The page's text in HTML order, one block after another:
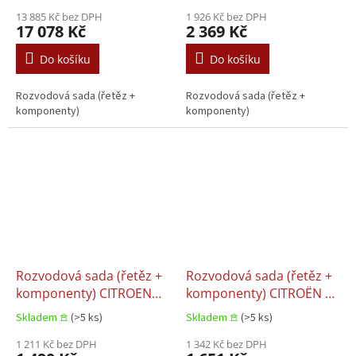
07.2002–03.2009
13 885 Kč bez DPH
17 078 Kč
Do košíku
Rozvodová sada (řetěz +
komponenty)
Citroën C4
SPACETOURER, Citroën
C5 II, Citroën C5 III,
Citroën C6, Citroën C8,
Citroën DS4, Citroën DS5
1.6D-2.2D 03.2006+
1 926 Kč bez DPH
2 369 Kč
Do košíku
Rozvodová sada (řetěz +
komponenty)
Rozvodová sada (řetěz +
komponenty) CITROEN
BERLINGO, Citroën
BERLINGO MULTISPACE,
Citroën
Skladem 𖠿 (>5 ks)
1 211 Kč bez DPH
Rozvodová sada (řetěz +
komponenty) CITROËN C-
CROSSER, Citroën C-
CROSSER ENTERPRISE,
Citroën C4 GRAND
Skladem 𖠿 (>5 ks)
1 342 Kč bez DPH